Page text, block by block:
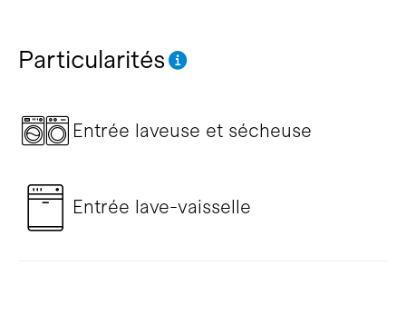
Particularités
Entrée laveuse et sécheuse
Entrée lave-vaisselle